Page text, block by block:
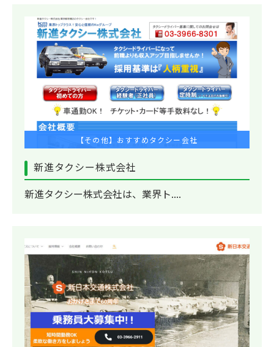
【その他】おすすめタクシー会社
新進タクシー株式会社
新進タクシー株式会社は、業界ト....